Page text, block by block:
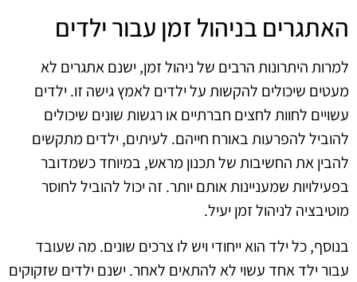
האתגרים בניהול זמן עבור ילדים
למרות היתרונות הרבים של ניהול זמן, ישנם אתגרים לא
מעטים שיכולים להקשות על ילדים לאמץ גישה זו. ילדים
עשויים לחוות לחצים חברתיים או רגשות שונים שיכולים
להוביל להפרעות באורח חייהם. לעיתים, ילדים מתקשים
להבין את החשיבות של תכנון מראש, במיוחד כשמדובר
בפעילויות שמעניינות אותם יותר. זה יכול להוביל לחוסר
מוטיבציה לניהול זמן יעיל.
בנוסף, כל ילד הוא ייחודי ויש לו צרכים שונים. מה שעובד
עבור ילד אחד עשוי לא להתאים לאחר. ישנם ילדים שזקוקים